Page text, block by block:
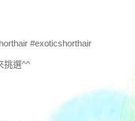
#exoticshorthair
挑選^^